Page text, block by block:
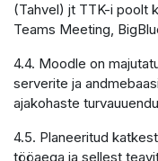
(Tahvel) jt TTK-i poolt
Teams Meeting,
4.4. Moodle on
serverite ja
ajakohaste
4.5. Planeeritud
tööaega ja sellest